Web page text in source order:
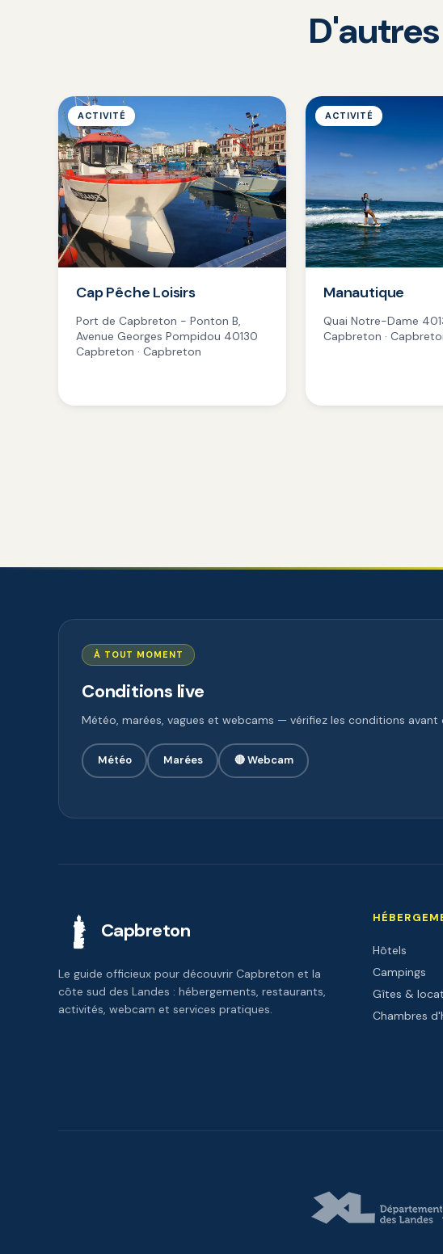
ACTIVITÉ
Cap Pêche Loisirs
Port de Capbreton - Ponton B,
Avenue Georges Pompidou 40130
Capbreton · Capbreton
ACTIVITÉ
Manautique
Quai Notre-Dame
Capbreton ·
À TOUT MOMENT
Conditions live
Météo, marées, vagues et webcams — vérifiez les conditions avant
Météo Marées 🔴 Webcam
Capbreton
Le guide officieux pour découvrir Capbreton et la
côte sud des Landes : hébergements, restaurants,
activités, webcam et services pratiques.
Hôtels
Campings
Gîtes &
Chambres